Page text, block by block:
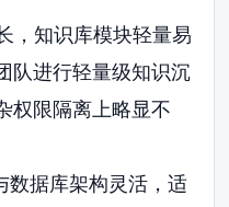
，知识库模块轻量易
队进行轻量级知识沉
权限隔离上略显不
数据库架构灵活，适